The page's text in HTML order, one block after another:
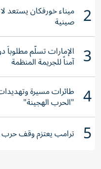
2 ميناء خورفكان يستعد
صينية
3 الإمارات تسلّم مطلوباً
آمناً للجريمة المنظمة
4 طائرات مسيرة
"الحرب الهجينة"
5 ترامب يعتزم وقف حرب